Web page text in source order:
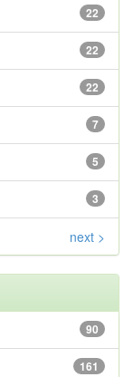
22
22
22
7
5
3
next >
90
161